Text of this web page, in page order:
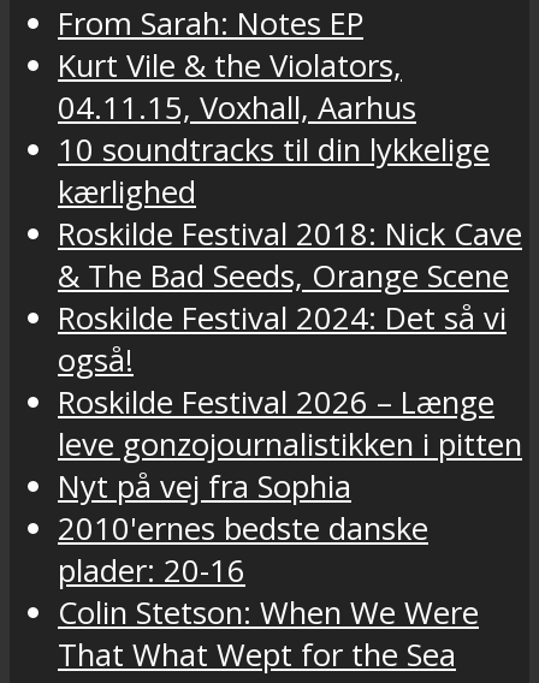
From Sarah: Notes EP
Kurt Vile & the Violators,
04.11.15, Voxhall, Aarhus
10 soundtracks til din lykkelige
kærlighed
Roskilde Festival 2018: Nick Cave
& The Bad Seeds, Orange Scene
Roskilde Festival 2024: Det så vi
også!
Roskilde Festival 2026 – Længe
leve gonzojournalistikken i pitten
Nyt på vej fra Sophia
2010'ernes bedste danske
plader: 20-16
Colin Stetson: When We Were
That What Wept for the Sea